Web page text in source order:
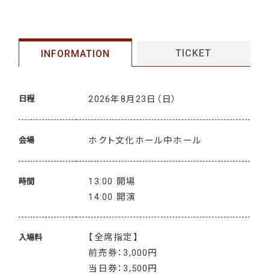
INFORMATION TICKET
日程 2026年8月23日 （日）
会場 ホクト文化ホール中ホール
時間
13:00 開場
14:00 開演
入場料
【全席指定】
前売券：3,000円
当日券：3,500円